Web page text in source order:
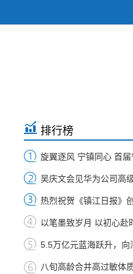
排行榜
旋翼逐风 宁镇同心 首届
吴庆文会见华为公司高
热烈祝贺《镇江日报》
以笔墨致岁月 以初心
5.5万亿元蓝海跃升，向
八旬高龄合并高过敏体